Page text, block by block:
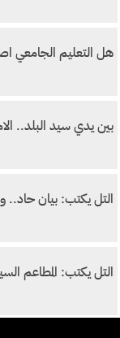
هل التعليم الجامعي
بين يدي سيد البلد..
التل يكتب: بيان حاد..
التل يكتب: المطاعم